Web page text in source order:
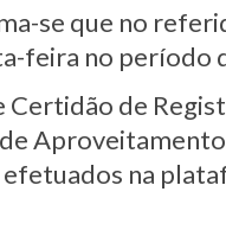
se que no
feira no período
Certidão de
na